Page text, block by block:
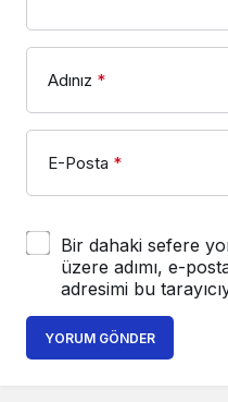
Adınız *
E-Posta *
Bir dahaki sefere
üzere adımı, e-
adresimi bu
YORUM GÖNDER